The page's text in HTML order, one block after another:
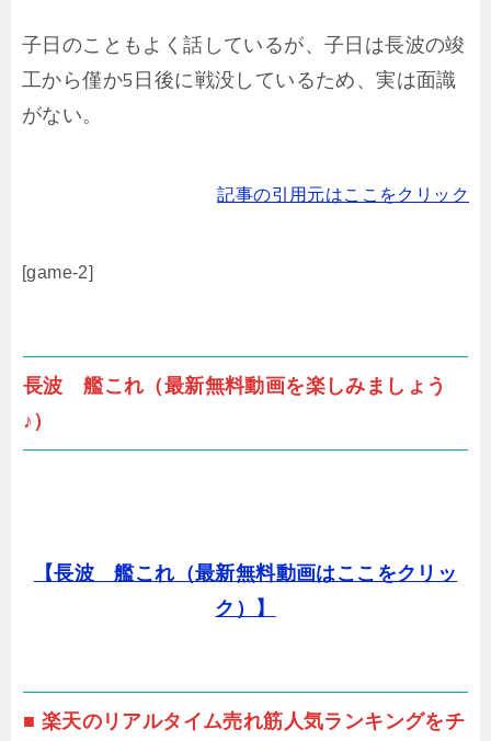
子日のこともよく話しているが、子日は長波の竣
工から僅か5日後に戦没しているため、実は面識
がない。
記事の引用元はここをクリック
[game-2]
長波 艦これ（最新無料動画を楽しみましょう
♪）
【長波 艦これ（最新無料動画はここをクリッ
ク）】
■ 楽天のリアルタイム売れ筋人気ランキングをチ